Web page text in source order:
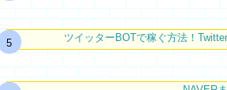
ツイッターBOTで稼ぐ方法！